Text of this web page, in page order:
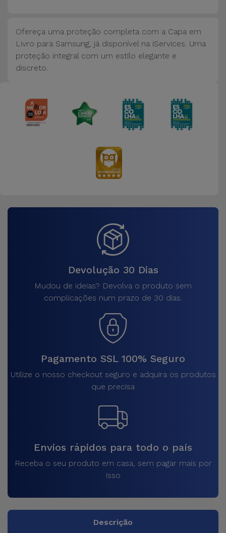
Acessórios
de
Computador
Tablet
Ofereça uma proteção completa com a Capa em
Livro para Samsung, já disponível na iServices. Uma
proteção integral com um estilo elegante e
discreto.
Devolução 30 Dias
Mudou de ideias? Devolva o produto sem
complicações num prazo de 30 dias.
Pagamento SSL 100% Seguro
Utilize o nosso checkout seguro e adquira os produtos
que precisa
Envios rápidos para todo o país
Receba o seu produto em casa, sem pagar mais por
isso
Descrição